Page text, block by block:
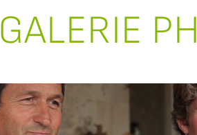
GALERIE